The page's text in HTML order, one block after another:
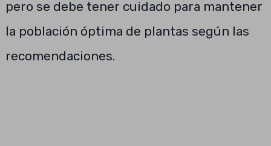
pero se debe tener cuidado para mantener
la población óptima de plantas según las
recomendaciones.